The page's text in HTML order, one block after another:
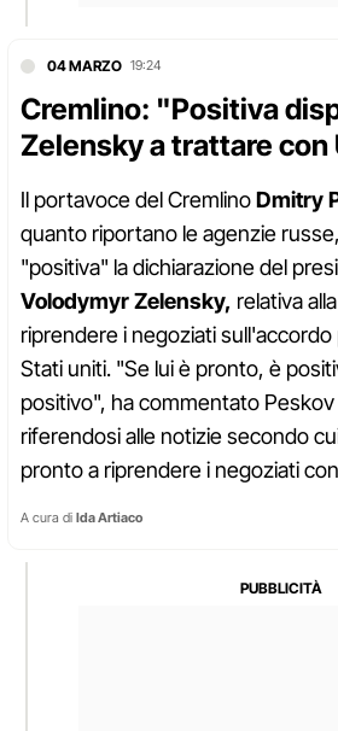
04 MARZO 19:24
Cremlino: "Positiva
Zelensky a trattare con
Il portavoce del CremlinoDmitry
quanto riportano le agenzie
"positiva" la dichiarazione del
Volodymyr Zelensky, relativa
riprendere i negoziati sull'accordo
Stati uniti. "Se lui è pronto, è
positivo", ha commentato Peskov
riferendosi alle notizie secondo
pronto a riprendere i negoziati
A cura di Ida Artiaco